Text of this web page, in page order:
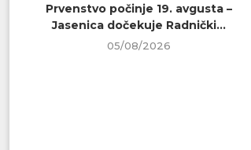
Prvenstvo počinje 19. avgusta –
Jasenica dočekuje Radnički...
05/08/2026